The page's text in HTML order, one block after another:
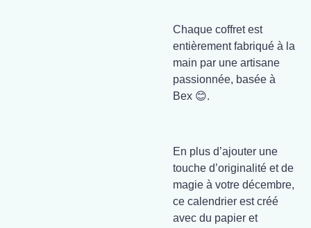
Chaque coffret est
entièrement fabriqué à la
main par une artisane
passionnée, basée à
Bex 😊.
En plus d’ajouter une
touche d’originalité et de
magie à votre décembre,
ce calendrier est créé
avec du papier et